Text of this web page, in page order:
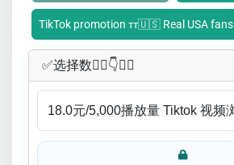
TikTok promotion ᴛᴛ🇺🇸 Real USA fans
✅​选择数👇🏻​​👇👇🏻​​